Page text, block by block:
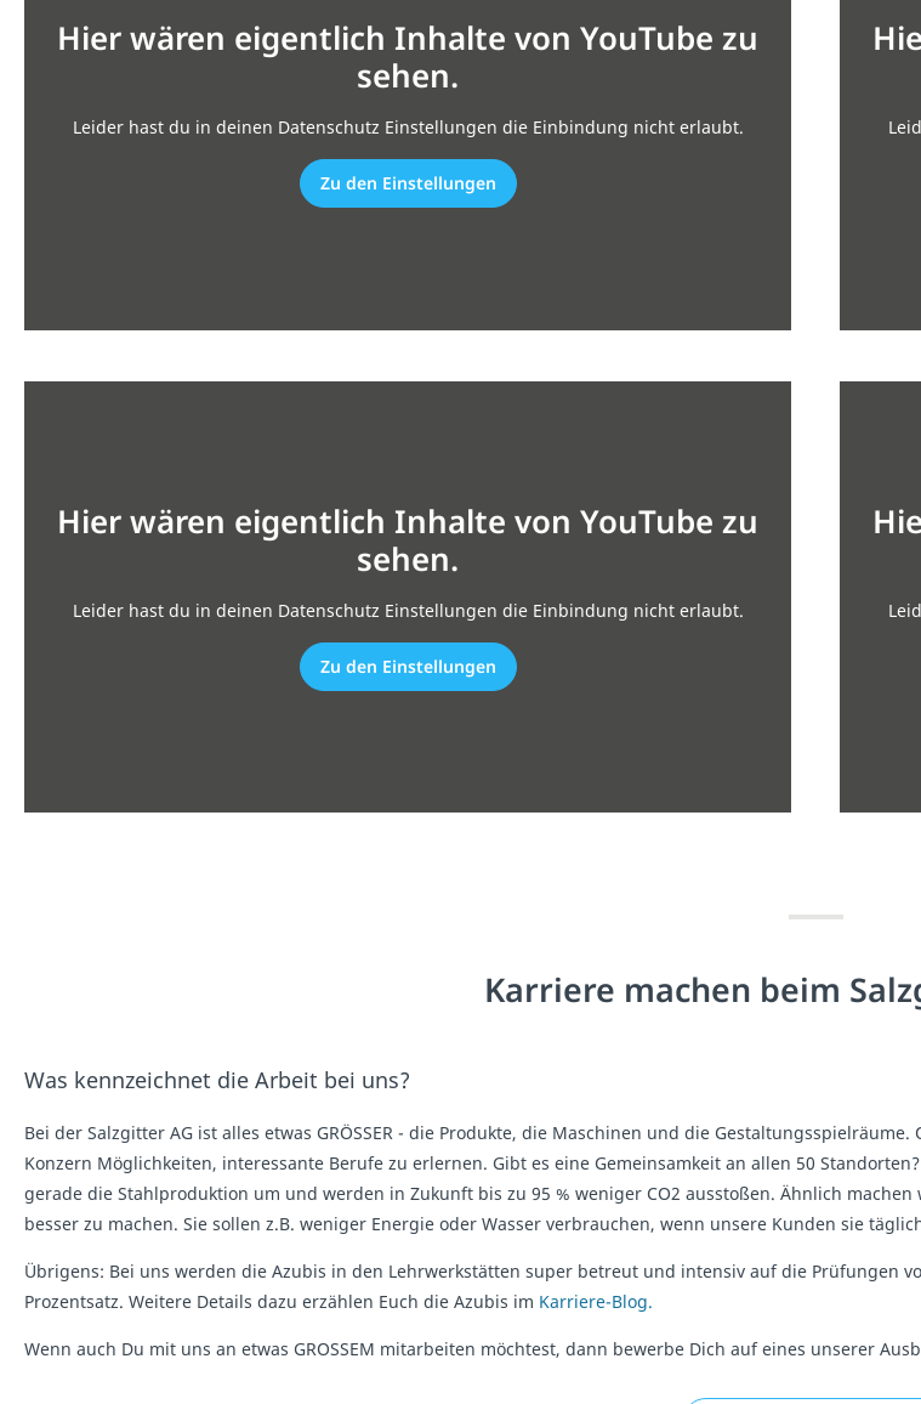
Hier wären eigentlich Inhalte von YouTube zu
sehen.
Leider hast du in deinen Datenschutz Einstellungen die Einbindung nicht erlaubt.
Zu den Einstellungen
Hier wären eigentlich Inhalte von YouTube zu
sehen.
Leider hast du in deinen Datenschutz Einstellungen die Einbindung nicht erlaubt.
Zu den Einstellungen
Karriere machen beim
Was kennzeichnet die Arbeit bei uns?
Bei der Salzgitter AG ist alles etwas GRÖSSER - die Produkte, die Maschinen und die
Konzern Möglichkeiten, interessante Berufe zu erlernen. Gibt es eine Gemeinsamkeit an allen 50
gerade die Stahlproduktion um und werden in Zukunft bis zu 95 % weniger CO2 ausstoßen. Ähnlich
besser zu machen. Sie sollen z.B. weniger Energie oder Wasser verbrauchen, wenn unsere Kunden sie
Übrigens: Bei uns werden die Azubis in den Lehrwerkstätten super betreut und intensiv auf die Prüfungen
Prozentsatz. Weitere Details dazu erzählen Euch die Azubis im Karriere-Blog.
Wenn auch Du mit uns an etwas GROSSEM mitarbeiten möchtest, dann bewerbe Dich auf eines unserer